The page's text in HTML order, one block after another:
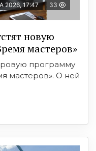
2026, 17:47 33
новую
мастеров»
программу
мастеров». О ней